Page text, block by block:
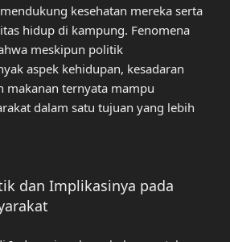
kesehatan mereka serta
hidup di kampung. Fenomena
meskipun politik
aspek kehidupan, kesadaran
makanan ternyata mampu
dalam satu tujuan yang lebih
dan Implikasinya pada